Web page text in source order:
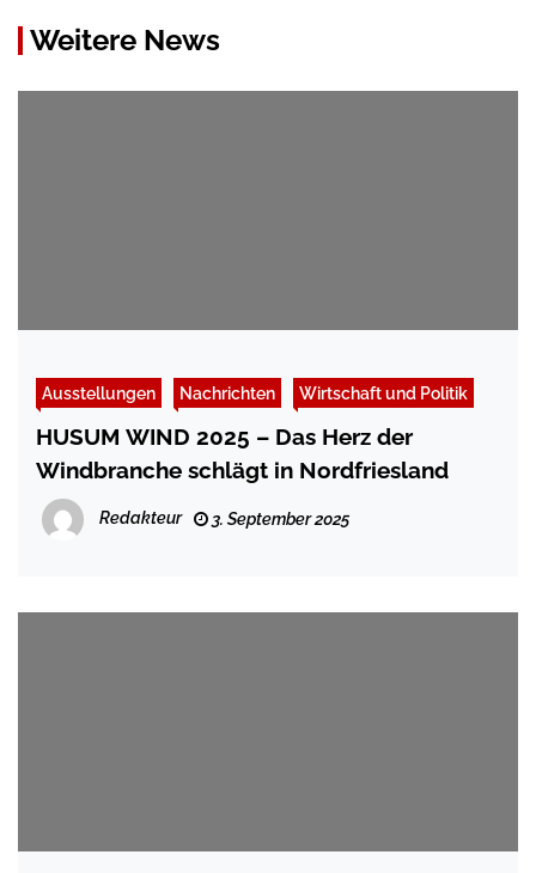
Weitere News
Ausstellungen Nachrichten Wirtschaft und Politik
HUSUM WIND 2025 – Das Herz der
Windbranche schlägt in Nordfriesland
Redakteur 3. September 2025